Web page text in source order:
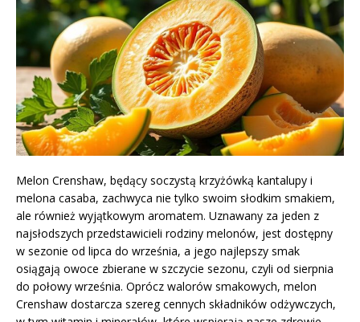
Melon Crenshaw, będący soczystą krzyżówką kantalupy i
melona casaba, zachwyca nie tylko swoim słodkim smakiem,
ale również wyjątkowym aromatem. Uznawany za jeden z
najsłodszych przedstawicieli rodziny melonów, jest dostępny
w sezonie od lipca do września, a jego najlepszy smak
osiągają owoce zbierane w szczycie sezonu, czyli od sierpnia
do połowy września. Oprócz walorów smakowych, melon
Crenshaw dostarcza szereg cennych składników odżywczych,